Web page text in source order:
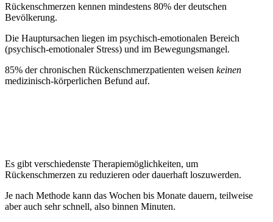
Rückenschmerzen kennen mindestens 80% der deutschen
Bevölkerung.
Die Hauptursachen liegen im psychisch-emotionalen Bereich
(psychisch-emotionaler Stress) und im Bewegungsmangel.
85% der chronischen Rückenschmerzpatienten weisen keinen
medizinisch-körperlichen Befund auf.
Es gibt verschiedenste Therapiemöglichkeiten, um
Rückenschmerzen zu reduzieren oder dauerhaft loszuwerden.
Je nach Methode kann das Wochen bis Monate dauern, teilweise
aber auch sehr schnell, also binnen Minuten.